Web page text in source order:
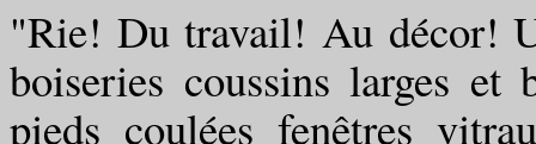
"Rie! Du travail! Au décor!
boiseries coussins larges et
pieds coulées fenêtres